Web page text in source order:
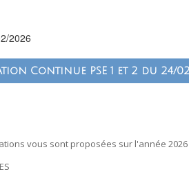
2026
Continue PSE 1 et 2 du 24/
vous sont proposées sur l'année 2026